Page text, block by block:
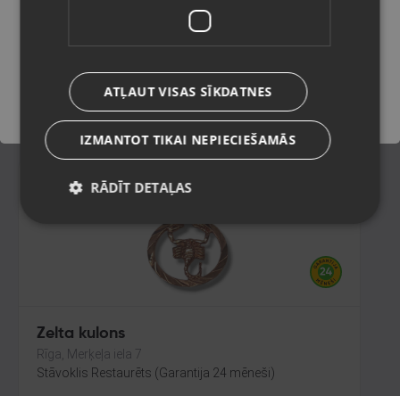
Stāvoklis Restaurēts (Garantija 24 mēneši)
187.00 €
8.50€/mēn.
Zelta kulons
Rīga, Merķeļa iela 7
Stāvoklis Restaurēts (Garantija 24 mēneši)
Saglabāt
ATĻAUT VISAS SĪKDATNES
IZMANTOT TIKAI NEPIECIEŠAMĀS
RĀDĪT DETAĻAS